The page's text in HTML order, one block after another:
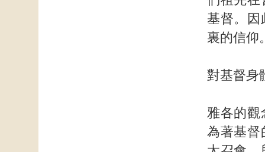
基督。因
裏的信仰
對基督身
雅各的觀
為著基督